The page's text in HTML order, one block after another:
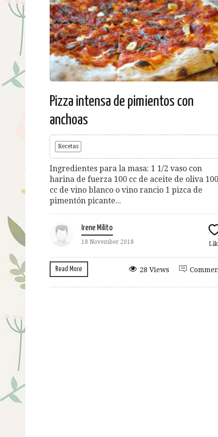
Pizza intensa de pimientos con
anchoas
Recetas
Ingredientes para la masa: 1 1/2 vaso con
harina de fuerza 100 cc de aceite de oliva 100
cc de vino blanco o vino rancio 1 pizca de
pimentón picante...
Irene Milito
18 November 2018
Read More 28 Views